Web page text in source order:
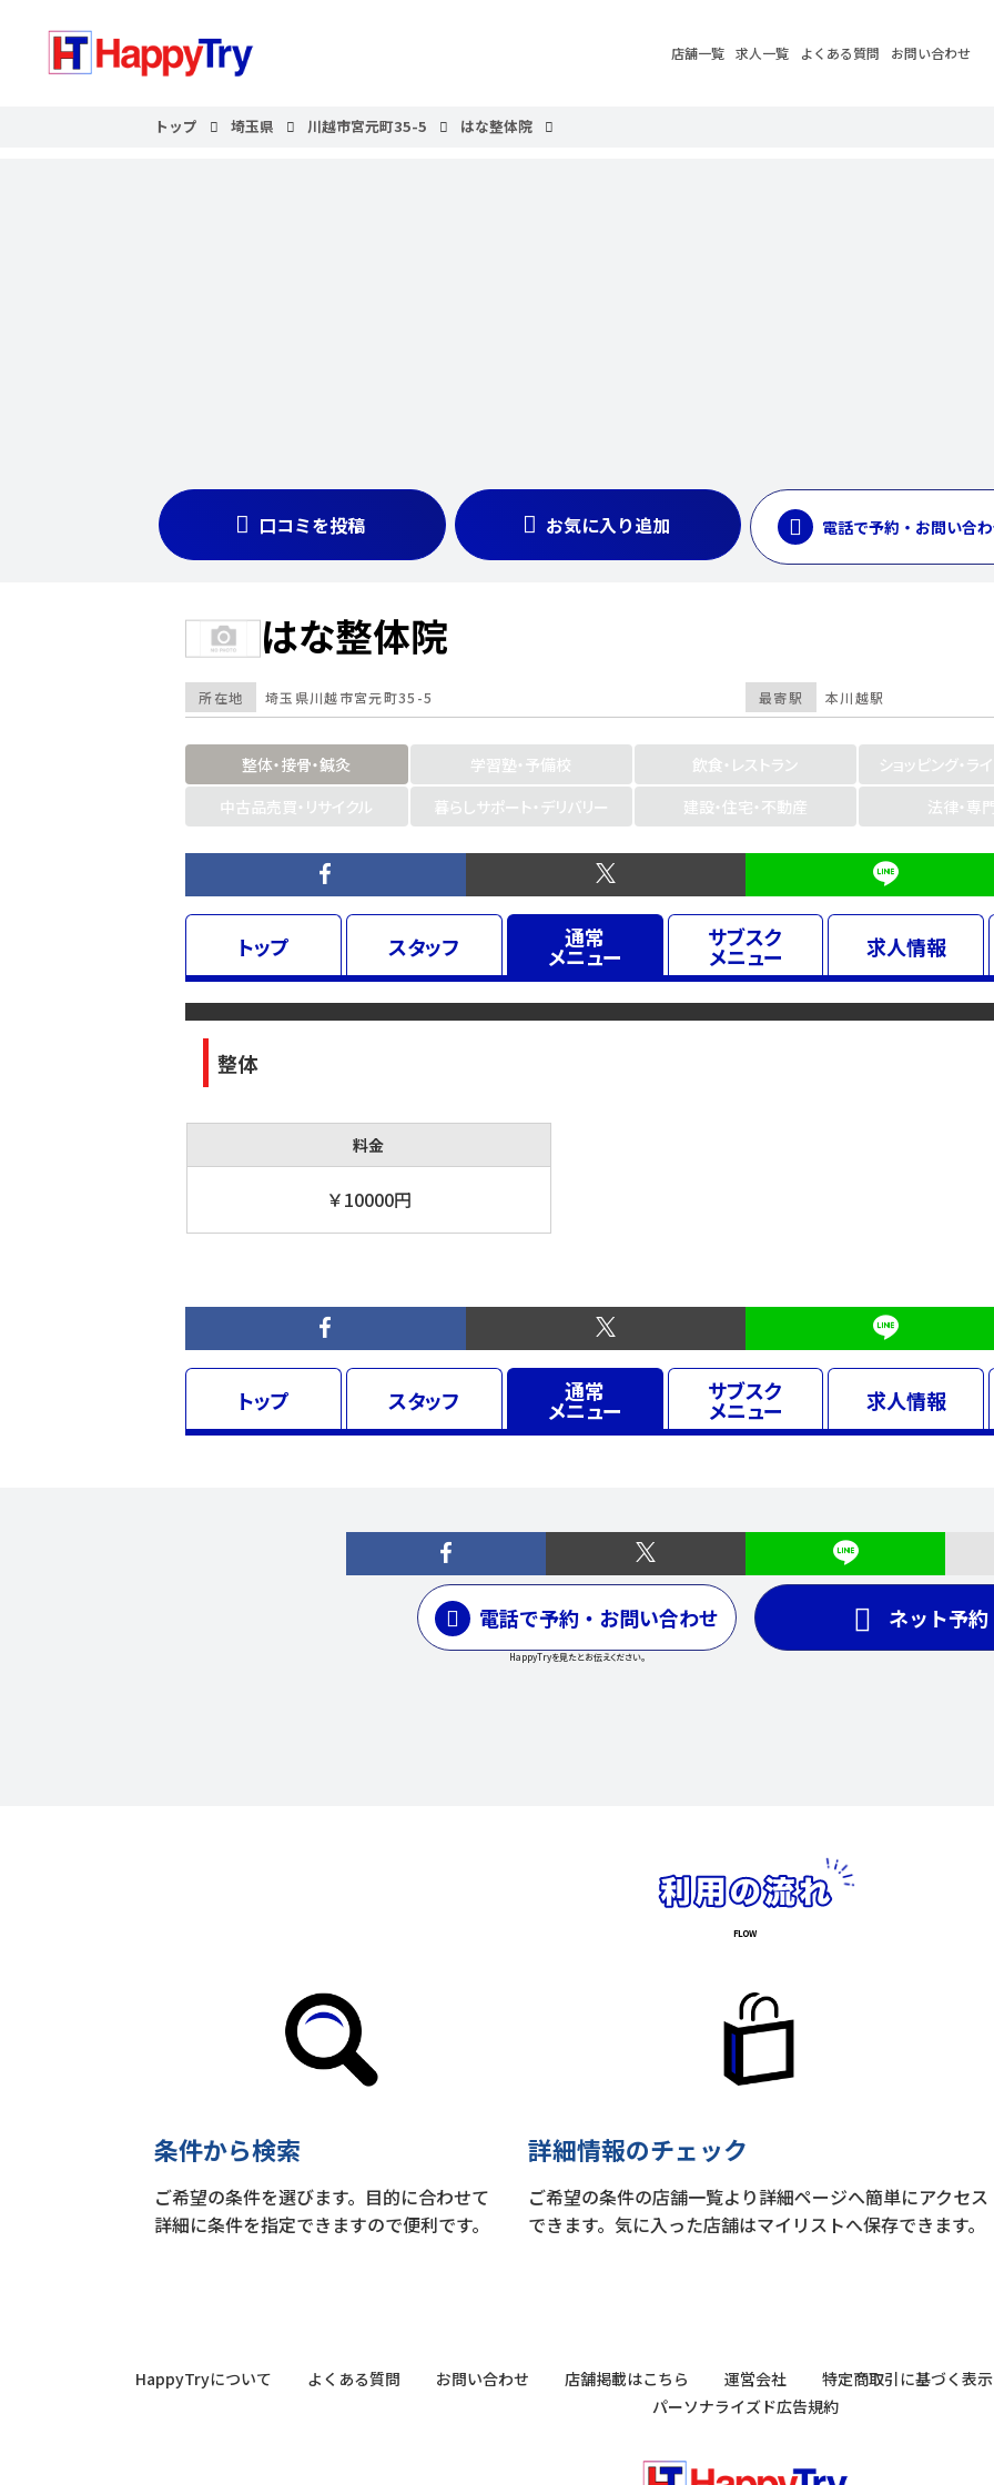
店舗一覧 求人一覧 よくある質問 お問い合わせ
トップ 埼玉県 川越市宮元町35-5 はな整体院
電話で予約・お問い合
口コミを投稿 お気に入り追加
はな整体院
最寄駅 本川越駅
所在地 埼玉県川越市宮元町35-5
整体・接骨・鍼灸 学習塾・予備校 飲食・レストラン
ショッピング・ラ
中古品売買・リサイクル
暮らしサポート・デリバリー 建設・住宅・不動産 法律・専
トップ スタッフ 通常
メニュー
サブスク
メニュー 求人情報
整体
料金
￥10000円
トップ スタッフ 通常
メニュー
サブスク
メニュー 求人情報
ネット予約
電話で予約・お問い合わせ
HappyTryを見たとお伝えください。
条件から検索
ご希望の条件を選びます。目的に合わせて
詳細に条件を指定できますので便利です。
詳細情報のチェック
ご希望の条件の店舗一覧より詳細ページへ簡単にアクセス
できます。気に入った店舗はマイリストへ保存できます。
HappyTryについて よくある質問 お問い合わせ 店舗掲載はこちら 運営会社
特定商取引に基づく表示
パーソナライズド広告規約